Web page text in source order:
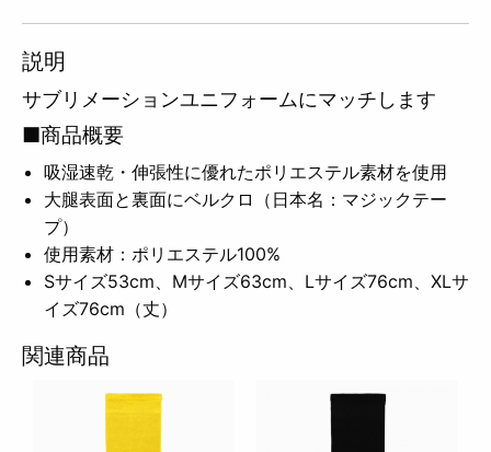
説明
サブリメーションユニフォームにマッチします
■商品概要
吸湿速乾・伸張性に優れたポリエステル素材を使用
大腿表面と裏面にベルクロ（日本名：マジックテー
プ）
使用素材：ポリエステル100%
Sサイズ53cm、Mサイズ63cm、Lサイズ76cm、XLサ
イズ76cm（丈）
関連商品